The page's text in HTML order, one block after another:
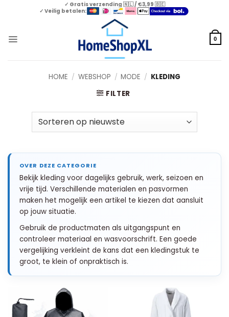
✓ Gratis verzending 🇳🇱 / €3,99 🇧🇪
✓ Veilig betalen:
0
HOME / WEBSHOP / MODE / KLEDING
FILTER
Bekijk kleding voor dagelijks gebruik, werk, seizoen en
vrije tijd. Verschillende materialen en pasvormen
maken het mogelijk een artikel te kiezen dat aansluit
op jouw situatie.
Gebruik de productmaten als uitgangspunt en
controleer materiaal en wasvoorschrift. Een goede
vergelijking verkleint de kans dat een kledingstuk te
groot, te klein of onpraktisch is.